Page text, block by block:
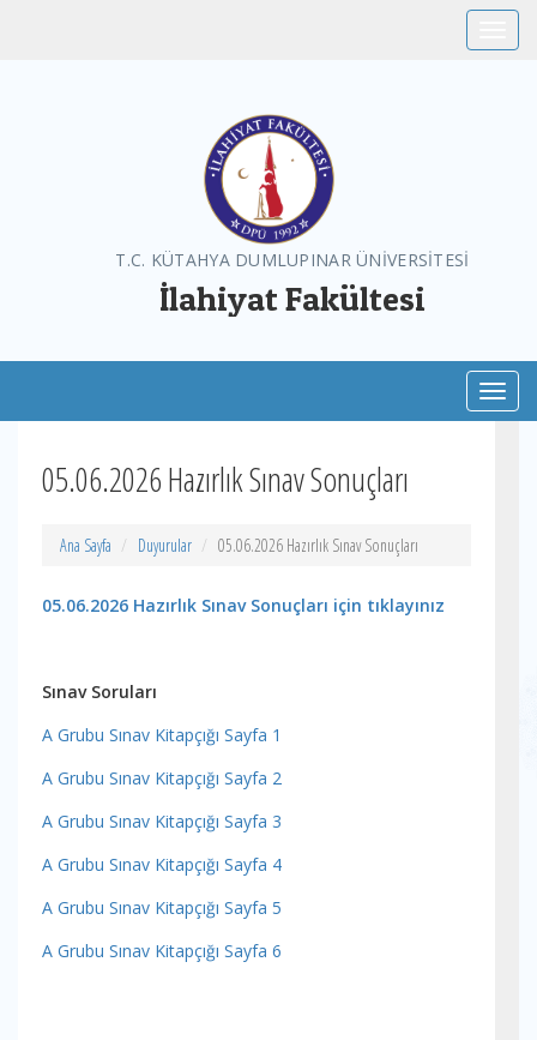
T.C. KÜTAHYA DUMLUPINAR ÜNİVERSİTESİ
İlahiyat Fakültesi
05.06.2026 Hazırlık Sınav Sonuçları
Ana Sayfa Duyurular 05.06.2026 Hazırlık Sınav Sonuçları
05.06.2026 Hazırlık Sınav Sonuçları için tıklayınız
Sınav Soruları
A Grubu Sınav Kitapçığı Sayfa 1
A Grubu Sınav Kitapçığı Sayfa 2
A Grubu Sınav Kitapçığı Sayfa 3
A Grubu Sınav Kitapçığı Sayfa 4
A Grubu Sınav Kitapçığı Sayfa 5
A Grubu Sınav Kitapçığı Sayfa 6